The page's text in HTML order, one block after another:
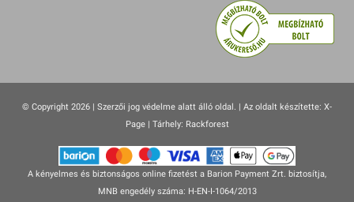
© Copyright 2026 | Szerzői jog védelme alatt álló oldal. | Az oldalt készítette: X-
Page| Tárhely: Rackforest
A kényelmes és biztonságos online fizetést a Barion Payment Zrt. biztosítja,
MNB engedély száma: H-EN-I-1064/2013